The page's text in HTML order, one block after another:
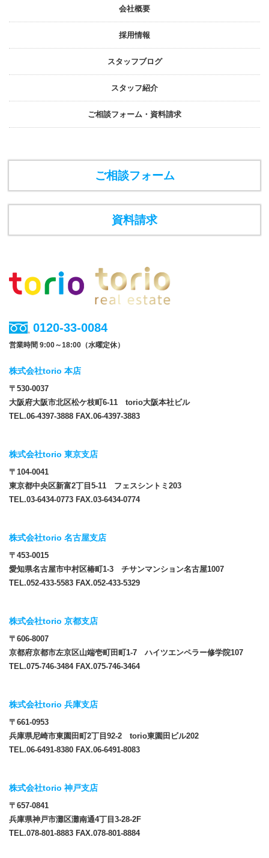
会社概要
採⽤情報
スタッフブログ
スタッフ紹介
ご相談フォーム・資料請求
ご相談フォーム
資料請求
0120-33-0084
営業時間 9:00～18:00（水曜定休）
株式会社torio 本店
〒530-0037
大阪府大阪市北区松ケ枝町6-11 torio大阪本社ビル
TEL.06-4397-3888 FAX.06-4397-3883
株式会社torio 東京支店
〒104-0041
東京都中央区新富2丁目5-11 フェスシントミ203
TEL.03-6434-0773 FAX.03-6434-0774
株式会社torio 名古屋支店
〒453-0015
愛知県名古屋市中村区椿町1-3 チサンマンション名古屋1007
TEL.052-433-5583 FAX.052-433-5329
株式会社torio 京都支店
〒606-8007
京都府京都市左京区山端壱町田町1-7 ハイツエンペラー修学院107
TEL.075-746-3484 FAX.075-746-3464
株式会社torio 兵庫支店
〒661-0953
兵庫県尼崎市東園田町2丁目92-2 torio東園田ビル202
TEL.06-6491-8380 FAX.06-6491-8083
株式会社torio 神戸支店
〒657-0841
兵庫県神戸市灘区灘南通4丁目3-28-2F
TEL.078-801-8883 FAX.078-801-8884